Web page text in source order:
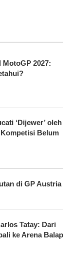
2027:
‘Dijewer’ oleh
Belum
di GP Austria
Tatay: Dari
ke Arena Balap